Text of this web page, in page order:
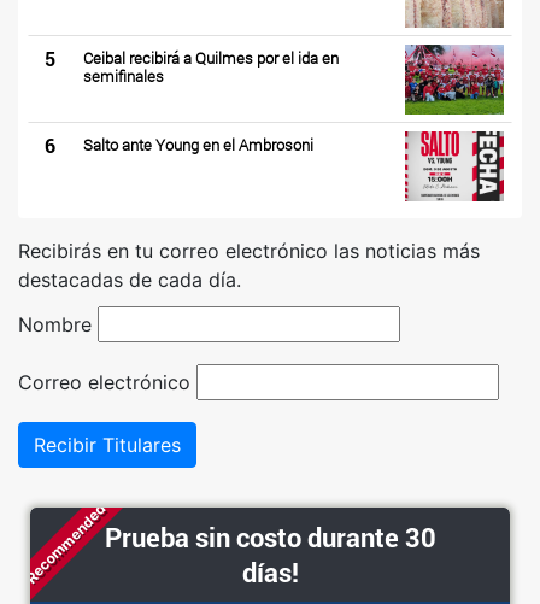
5
Ceibal recibirá a Quilmes por el ida en
semifinales
6 Salto ante Young en el Ambrosoni
Recibirás en tu correo electrónico las noticias más
destacadas de cada día.
Nombre
Correo electrónico
Recibir Titulares
RecommendedPrueba sin costo durante 30
días!